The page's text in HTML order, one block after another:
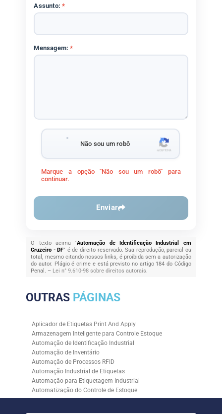
Assunto:*
Mensagem:*
Não sou um robô
Marque a opção "Não sou um robô" para
continuar.
Enviar
O texto acima "Automação de Identificação Industrial em
Cruzeiro - DF" é de direito reservado. Sua reprodução, parcial ou
total, mesmo citando nossos links, é proibida sem a autorização
do autor. Plágio é crime e está previsto no artigo 184 do Código
Penal. – Lei n° 9.610-98 sobre direitos autorais.
OUTRAS PÁGINAS
Aplicador de Etiquetas Print And Apply
Armazenagem Inteligente para Controle Estoque
Automação de Identificação Industrial
Automação de Inventário
Automação de Processos RFID
Automação Industrial de Etiquetas
Automação para Etiquetagem Industrial
Automatização do Controle de Estoque
Controle de Estoque com RFID